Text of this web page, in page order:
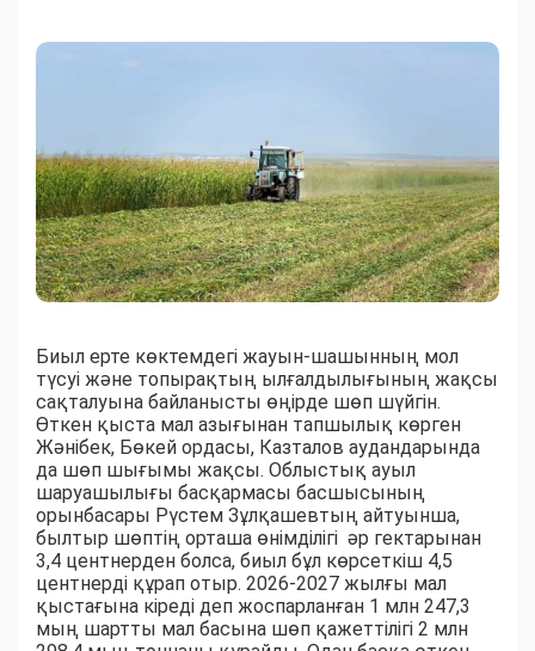
Биыл ерте көктемдегі жауын-шашынның мол
түсуі және топырақтың ылғалдылығының жақсы
сақталуына байланысты өңірде шөп шүйгін.
Өткен қыста мал азығынан тапшылық көрген
Жәнібек, Бөкей ордасы, Казталов аудандарында
да шөп шығымы жақсы. Облыстық ауыл
шаруашылығы басқармасы басшысының
орынбасары Рүстем Зұлқашевтың айтуынша,
былтыр шөптің орташа өнімділігі әр гектарынан
3,4 центнерден болса, биыл бұл көрсеткіш 4,5
центнерді құрап отыр. 2026-2027 жылғы мал
қыстағына кіреді деп жоспарланған 1 млн 247,3
мың шартты мал басына шөп қажеттілігі 2 млн